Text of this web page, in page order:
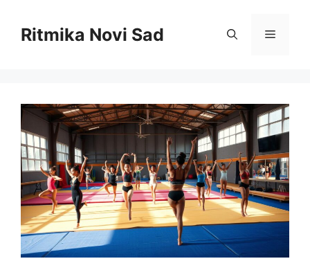
contentRitmika Novi Sad Menu